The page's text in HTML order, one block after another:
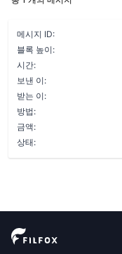
메시지 ID:
블록 높이:
시간:
보낸 이:
받는 이:
방법:
금액:
상태: